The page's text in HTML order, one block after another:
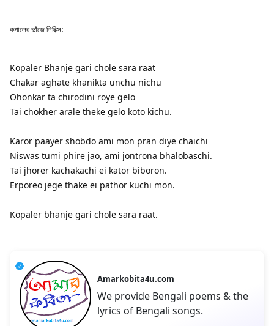
কপালের ভাঁজে লিরিক্স:
Kopaler Bhanje gari chole sara raat
Chakar aghate khanikta unchu nichu
Ohonkar ta chirodini roye gelo
Tai chokher arale theke gelo koto kichu.
Karor paayer shobdo ami mon pran diye chaichi
Niswas tumi phire jao, ami jontrona bhalobaschi.
Tai jhorer kachakachi ei kator biboron.
Erporeo jege thake ei pathor kuchi mon.
Kopaler bhanje gari chole sara raat.
Amarkobita4u.com
We provide Bengali poems & the
lyrics of Bengali songs.